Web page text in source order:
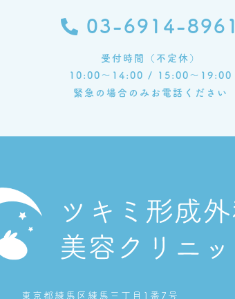
03-6914-8961
受付時間（不定休）
10:00～14:00 / 15:00～19:00
緊急の場合のみお電話ください
東京都練馬区練馬三丁目1番7号